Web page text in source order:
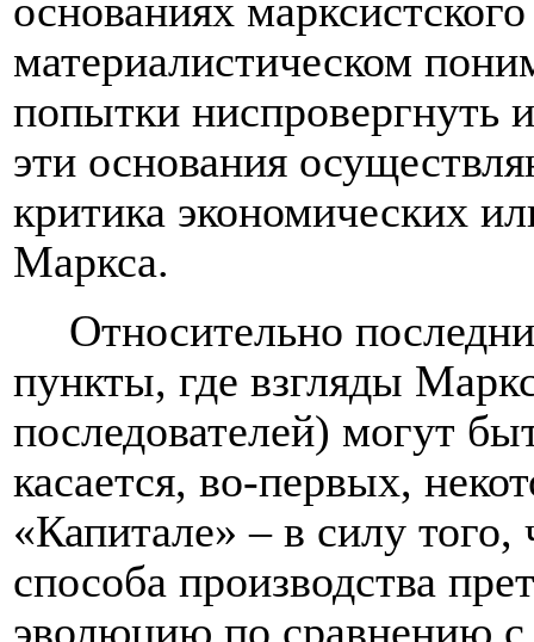
основаниях
материалистическом
попытки ниспровергнуть
эти основания
критика экономических
Маркса.
Относительно
пункты, где взгляды
последователей) могут
касается, во-первых,
«Капитале» – в силу того,
способа производства
эволюцию по сравнению